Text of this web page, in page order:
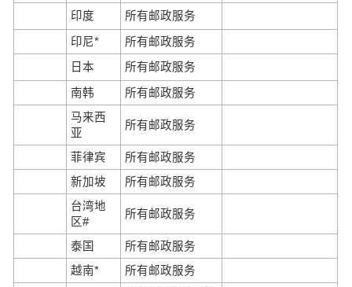
印度
所有邮政服务
印尼*
所有邮政服务
日本
所有邮政服务
南韩
所有邮政服务
马来西
亚
所有邮政服务
菲律宾
所有邮政服务
新加坡
所有邮政服务
台湾地
区#
所有邮政服务
泰国
所有邮政服务
越南*
所有邮政服务